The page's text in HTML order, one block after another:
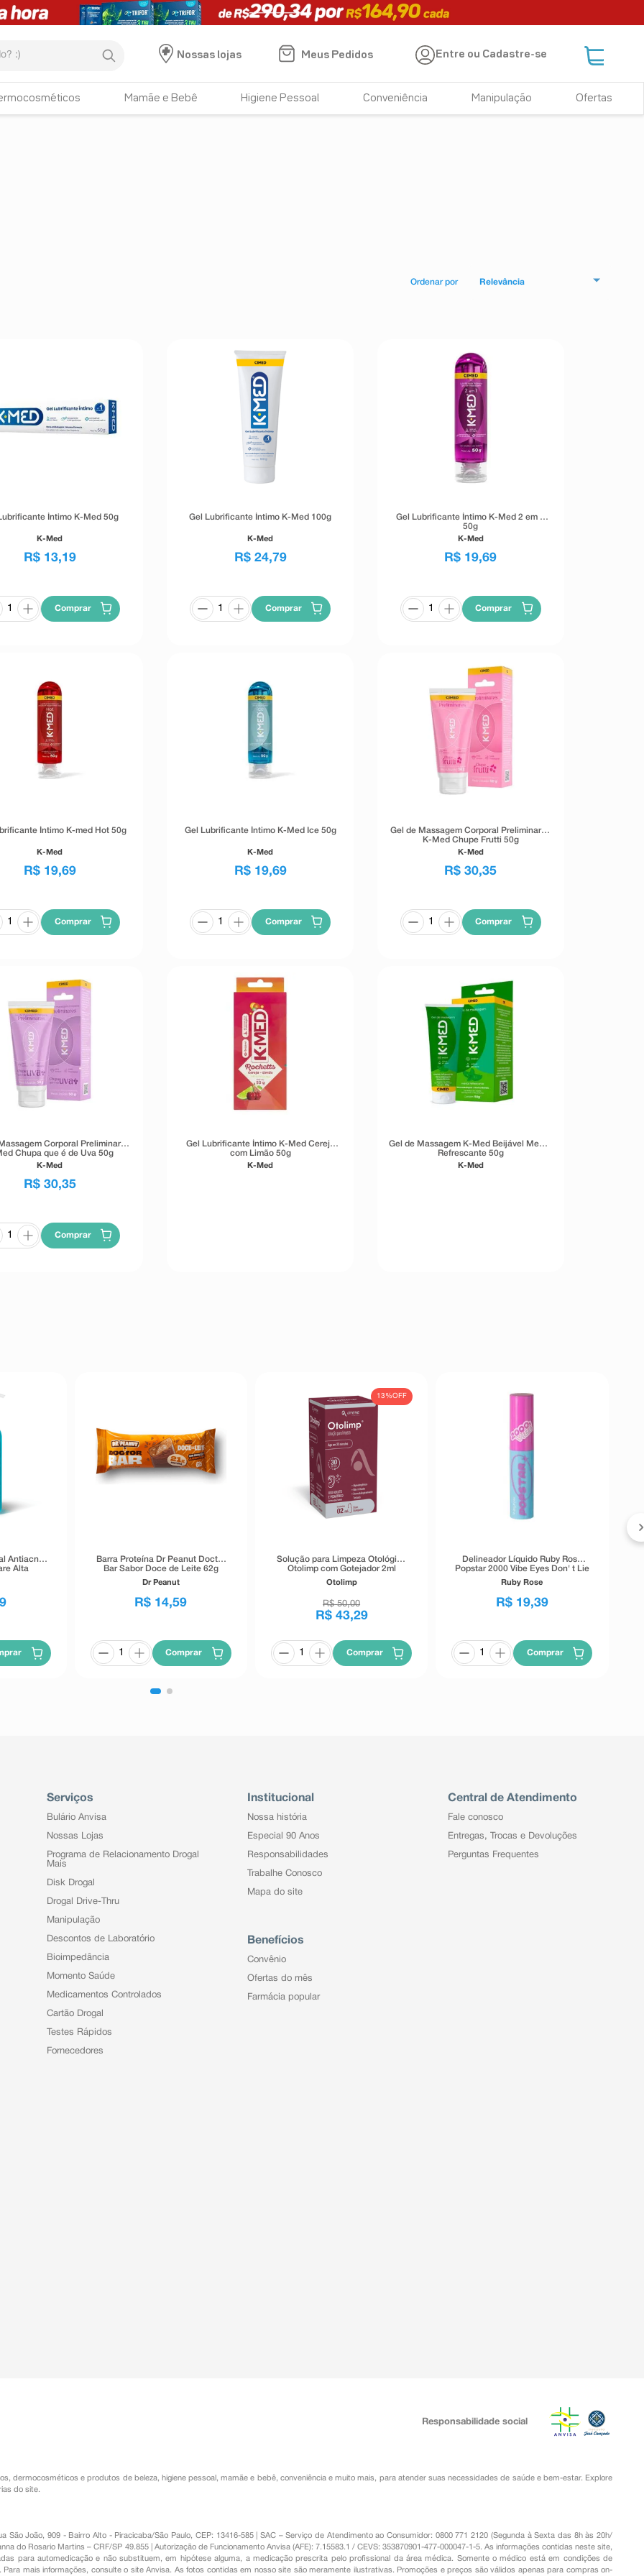
Nossas lojas
Meus Pedidos Entre ou Cadastre-se
Mamãe e Bebê Higiene Pessoal Conveniência Manipulação Ofertas
Relevância
Íntimo K-Med 50g
K-Med
R$ 13,19
Comprar
Gel Lubrificante Íntimo K-Med 100g
K-Med
R$ 24,79
Comprar
Gel Lubrificante Íntimo K-Med 2 em 1
50g
K-Med
R$ 19,69
Comprar
Íntimo K-med Hot 50g
K-Med
R$ 19,69
Comprar
Gel Lubrificante Íntimo K-Med Ice 50g
K-Med
R$ 19,69
Comprar
Gel de Massagem Corporal Preliminares
K-Med Chupe Frutti 50g
K-Med
R$ 30,35
Comprar
Corporal Preliminares
Chupa que é de Uva 50g
K-Med
R$ 30,35
Comprar
Gel Lubrificante Íntimo K-Med Cereja
com Limão 50g
K-Med
Gel de Massagem K-Med Beijável Menta
Refrescante 50g
K-Med
Antiacne
Alta
Barra Proteína Dr Peanut Doctor
Bar Sabor Doce de Leite 62g
Dr Peanut
R$ 14,59
Comprar
13%OFF
Solução para Limpeza Otológica
Otolimp com Gotejador 2ml
Otolimp
R$ 50,00
R$ 43,29
Comprar
Delineador Líquido Ruby Rose
Popstar 2000 Vibe Eyes Don' t Lie
Preto 5,5g
Ruby Rose
R$ 19,39
Comprar
Serviços
Bulário Anvisa
Nossas Lojas
Programa de Relacionamento Drogal
Mais
Disk Drogal
Drogal Drive-Thru
Manipulação
Descontos de Laboratório
Bioimpedância
Momento Saúde
Medicamentos Controlados
Cartão Drogal
Testes Rápidos
Fornecedores
Institucional
Nossa história
Especial 90 Anos
Responsabilidades
Trabalhe Conosco
Mapa do site
Benefícios
Convênio
Ofertas do mês
Farmácia popular
Central de Atendimento
Fale conosco
Entregas, Trocas e Devoluções
Perguntas Frequentes
Responsabilidade social
,dermocosméticos e produtos de beleza, higiene pessoal ,mamãe e bebê, conveniênciae muito mais, para atender suas necessidades de saúde e bem-estar. Explore
do site.
São João, 909 - Bairro Alto - Piracicaba/São Paulo, CEP: 13416-585 | SAC – Serviço de Atendimento ao Consumidor: 0800 771 2120 (Segunda à Sexta das 8h às 20h/
do Rosario Martins – CRF/SP 49.855 | Autorização de Funcionamento Anvisa (AFE): 7.15583.1 / CEVS: 353870901-477-000047-1-5. As informações contidas neste site,
para automedicação e não substituem, em hipótese alguma, a medicação prescrita pelo profissional da área médica. Somente o médico está em condições de
mais informações, consulte o site Anvisa. As fotos contidas em nosso site são meramente ilustrativas. Promoções e preços são válidos apenas para compras on-